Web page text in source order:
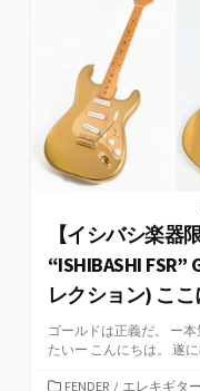
【イシバシ楽器
“ISHIBASHI
レクション) ここ
ゴールドは正義だ。 ー
たいー こんにちは。 遂
カFENDER / エレキギター